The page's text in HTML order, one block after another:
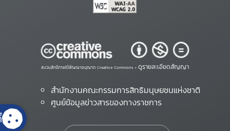
สงวนสิทธิ์ภายใต้สัญญาอนุญาต Creative Commons • ดูรายละเอียดสัญญา
สำนักงานคณะกรรมการสิทธิมนุษยชนแห่งชาติ
ศูนย์ข้อมูลข่าวสารของทางราชการ